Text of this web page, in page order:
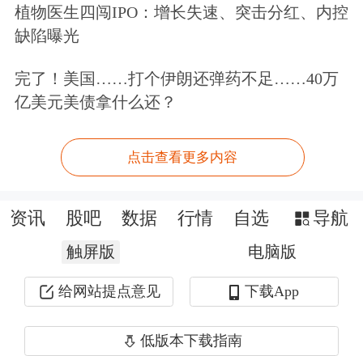
面连续出台政策，推动脑机接口产业从
在国家层面，今年8月，工信部等多部
门联合发布《关于推动脑机接口产业创
新发展的实施意见》，明确提出突破关
全球影响力的领军企业等目标。9月，
国家医保局发布《关于做好脑机接口等
创新医用耗材产品申报赋码工作的公
告》，明确将为脑机接口等创新医疗产
植物医生四闯IPO：增长失速、突击分红、内控
缺陷曝光
完了！美国……打个伊朗还弹药不足……40万
亿美元美债拿什么还？
点击查看更多内容
资讯 股吧 数据 行情 自选 导航
触屏版 电脑版
给网站提点意见 下载App
低版本下载指南